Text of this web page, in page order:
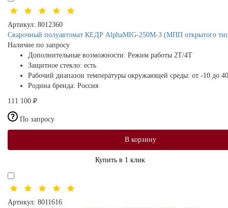
Артикул: 8012360
Сварочный полуавтомат КЕДР AlphaMIG-250M-3 (МПП открытого
Наличие по запросу
Дополнительные возможности: Режим работы 2Т/4Т
Защитное стекло: есть
Рабочий диапазон температуры окружающей среды: от -10 до
Родина бренда: Россия
111 100 ₽
По запросу
В корзину
Купить в 1 клик
Артикул: 8011616